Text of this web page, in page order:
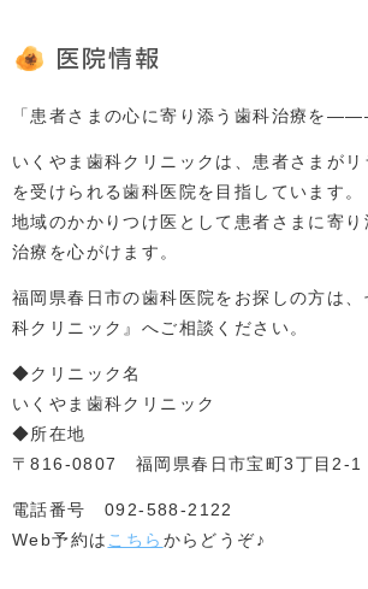
医院情報
「患者さまの心に寄り添う歯科治療を
いくやま歯科クリニックは、患者さまが
を受けられる歯科医院を目指しています。
地域のかかりつけ医として患者さまに寄
治療を心がけます。
福岡県春日市の歯科医院をお探しの方は
科クリニック』へご相談ください。
◆クリニック名
いくやま歯科クリニック
◆所在地
〒816-0807 福岡県春日市宝町3丁目2-1
電話番号 092-588-2122
Web予約は こちら からどうぞ♪